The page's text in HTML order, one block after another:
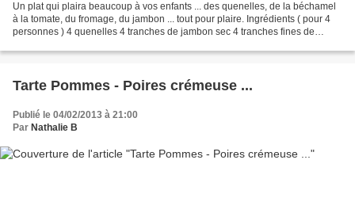
Un plat qui plaira beaucoup à vos enfants ... des quenelles, de la béchamel
à la tomate, du fromage, du jambon ... tout pour plaire. Ingrédients ( pour 4
personnes ) 4 quenelles 4 tranches de jambon sec 4 tranches fines de
Tarte Pommes - Poires crémeuse ...
Publié le 04/02/2013 à 21:00
Par Nathalie B